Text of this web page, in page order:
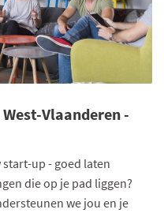
Vlaanderen -
up - goed laten
die op je pad liggen?
we jou en je